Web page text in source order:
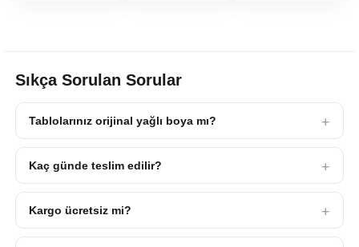
Sıkça Sorulan Sorular
Tablolarınız orijinal yağlı boya mı?
Kaç günde teslim edilir?
Kargo ücretsiz mi?